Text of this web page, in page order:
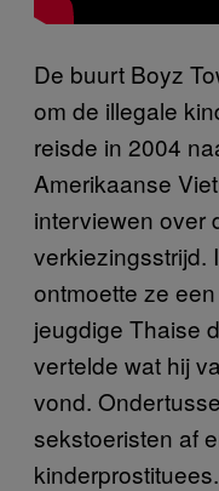
De buurt Boyz
om de illegale
reisde in 2004
Amerikaanse
interviewen over
verkiezingsstrijd.
ontmoette ze
jeugdige Thaise
vertelde wat hij
vond.
sekstoeristen af